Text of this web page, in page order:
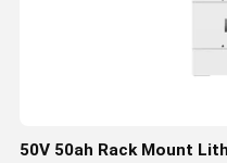
50V 50ah Rack Mount